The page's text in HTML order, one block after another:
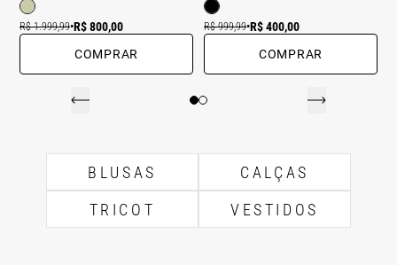
R$ 1.999,99•R$ 800,00
COMPRAR
R$ 999,99•R$ 400,00
COMPRAR
BLUSAS
CALÇAS
TRICOT
VESTIDOS